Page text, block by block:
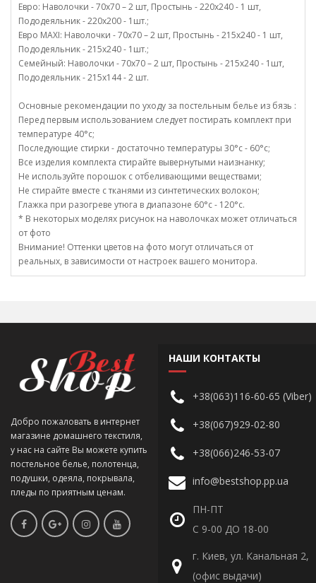
Евро: Наволочки - 70х70 – 2 шт, Простынь - 220х240 - 1 шт,
Пододеяльник - 220х200 - 1шт.;
Евро MAXI: Наволочки - 70х70 – 2 шт, Простынь - 215х240 - 1 шт,
Пододеяльник - 215х240 - 1шт.;
Семейный: Наволочки - 70х70 – 2 шт, Простынь - 215х240 - 1шт,
Пододеяльник - 215х144 - 2 шт.
Основные рекомендации по уходу за постельным белье из бязь :
Перед первым использованием следует постирать комплект при
температуре 40°c;
Последующие стирки - достаточно температуры 30°c - 60°c;
Все изделия комплекта стирайте вывернутыми наизнанку;
Не используйте порошок с отбеливающими веществами;
Не стирайте вместе с тканями из синтетических волокон;
Глажка при разогреве утюга в диапазоне 60°c - 120°c.
* В некоторых моделях рисунок на наволочках может отличаться
от фото
Внимание! Оттенки цветов на фото могут отличаться от
реальных, в зависимости от настроек вашего монитора.
Добро пожаловать в интернет
магазине домашнего текстиля,
у нас на сайте Вы можете купить
постельное белье, полотенца,
подушки, одеяла, покрывала,
пледы по приятным ценам.
НАШИ КОНТАКТЫ
+38(063)116-60-65 (Viber)
+38(067)929-02-80
+38(066)246-53-07
info@bestshop.pp.ua
ПН-ПТ
С 9-00 ДО 18-00
г. Киев, ул. Канальная 2,
(офис выдачи)